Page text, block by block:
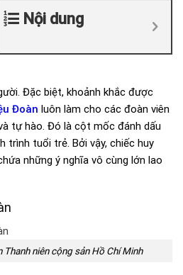
Nội dung
Đặc biệt, khoảnh khắc được
Đoàn luôn làm cho các đoàn viên
tự hào. Đó là cột mốc đánh dấu
trình tuổi trẻ. Bởi vậy, chiếc huy
những ý nghĩa vô cùng lớn lao
Thanh niên cộng sản Hồ Chí Minh